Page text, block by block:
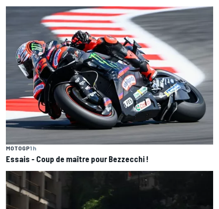
MOTOGP1 h
Essais - Coup de maître pour Bezzecchi !